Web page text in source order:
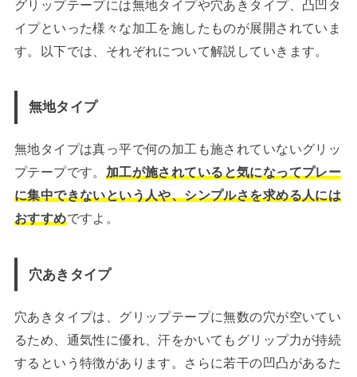
グリップテープには無地タイプや穴あきタイプ、凸凹タ
イプといった様々な加工を施したものが展開されていま
す。以下では、それぞれについて解説していきます。
無地タイプ
無地タイプは真っ平で何の加工も施されていないグリッ
プテープです。 加工が施されていると気になってプレー
に集中できないという人や、シンプルさを求める人には
おすすめですよ。
穴あきタイプ
穴あきタイプは、グリップテープに無数の穴が空いてい
るため、通気性に優れ、汗をかいてもグリップ力が持続
するという特徴があります。さらに若干の凹凸があるた